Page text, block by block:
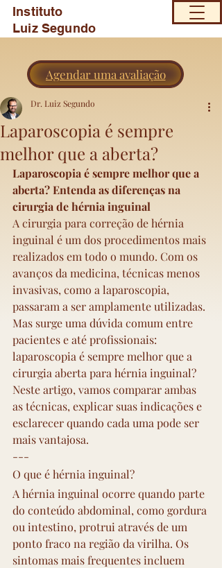
Instituto
Luiz Segundo
Agendar uma avaliação
Laparoscopia é sempre
melhor que a aberta?
Dr. Luiz Segundo
Laparoscopia é sempre melhor que a
aberta? Entenda as diferenças na
cirurgia de hérnia inguinal
A cirurgia para correção de hérnia
inguinal é um dos procedimentos mais
realizados em todo o mundo. Com os
avanços da medicina, técnicas menos
invasivas, como a laparoscopia,
passaram a ser amplamente utilizadas.
Mas surge uma dúvida comum entre
pacientes e até profissionais:
laparoscopia é sempre melhor que a
cirurgia aberta para hérnia inguinal?
Neste artigo, vamos comparar ambas
as técnicas, explicar suas indicações e
esclarecer quando cada uma pode ser
mais vantajosa.
---
O que é hérnia inguinal?
A hérnia inguinal ocorre quando parte
do conteúdo abdominal, como gordura
ou intestino, protrui através de um
ponto fraco na região da virilha. Os
sintomas mais frequentes incluem